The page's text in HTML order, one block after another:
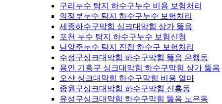
구리누수 탐지 하수구누수 비용 보험처리
의정부누수 탐지 하수구누수 보험처리
세종하수구막힘 싱크대막힘 상가 뚫음
포천 누수 탐지 하수구누수 보험신청
남양주누수 탐지 진접 하수구 보험처리
수정구싱크대막힘 하수구막힘 뚫음 은행동
용인 기흥구 싱크대막힘 하수구막힘 상가 뚫음
오산 싱크대막힘 하수구막힘 비용 얼마
중원구싱크대막힘 하수구막힘 신흥동
유성구싱크대막힘 하수구막힘 뚫음 노은동